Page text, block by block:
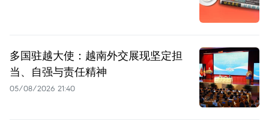
多国驻越大使：越南外交展现坚定担
当、自强与责任精神
05/08/2026 21:40